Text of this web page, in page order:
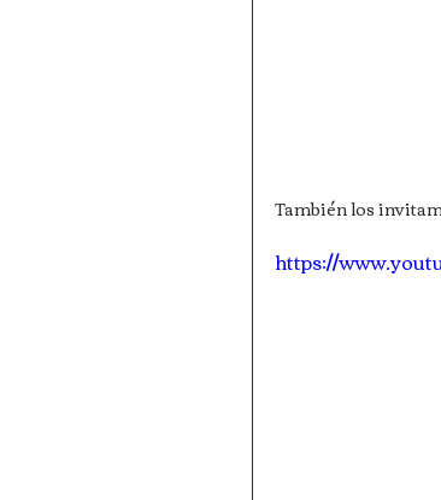
También los
https://